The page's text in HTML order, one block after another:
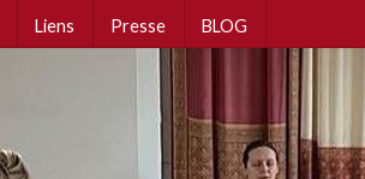
Liens Presse BLOG